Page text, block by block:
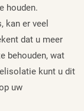
houden.
kan er veel
dat u meer
behouden, wat
kunt u dit
uw